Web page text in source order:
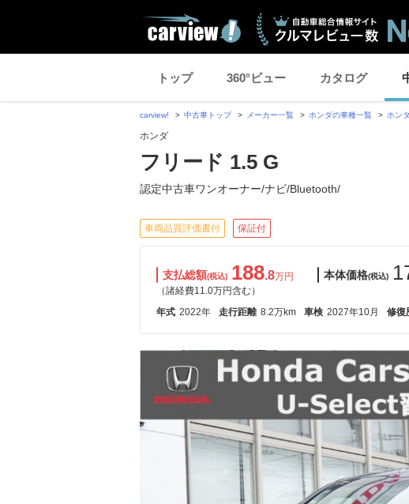
トップ 360°ビュー カタログ
carview! 中古車トップ メーカー一覧 ホンダの車種一覧 ホン
ホンダ
フリード 1.5 G
認定中古車ワンオーナー/ナビ/Bluetooth/
車両品質評価書付 保証付
支払総額(税込) 188.8万円
（諸経費11.0万円含む）
本体価格(税込)
年式 2022年 走行距離 8.2万km 車検 2027年10月 修復